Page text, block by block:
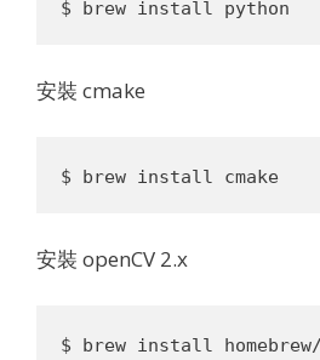
安裝 cmake
安裝 openCV 2.x